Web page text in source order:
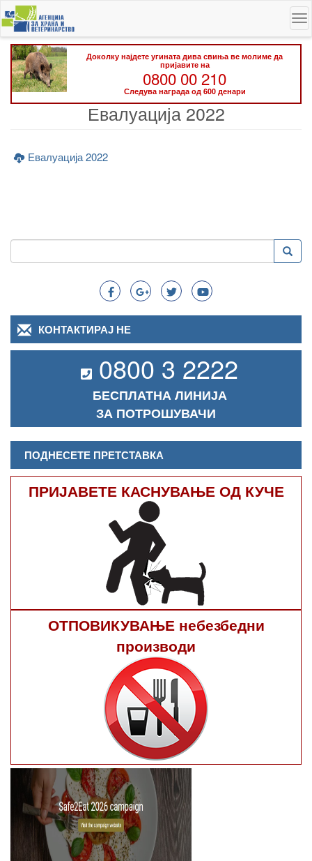
Skip
to
main
content
Доколку најдете угината дива свиња ве молиме да
пријавите на
0800 00 210
Следува награда од 600 денари
Евалуација 2022
Евалуација 2022
Search
Пребарување
КОНТАКТИРАЈ НЕ
0800 3 2222
БЕСПЛАТНА ЛИНИЈА
ЗА ПОТРОШУВАЧИ
ПОДНЕСЕТЕ ПРЕТСТАВКА
ПРИЈАВЕТЕ КАСНУВАЊЕ ОД КУЧЕ
ОТПОВИКУВАЊЕ небезбедни
производи